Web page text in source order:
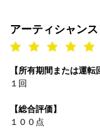
アーティシャン
【所有期間または運転
１回
【総合評価】
１００点